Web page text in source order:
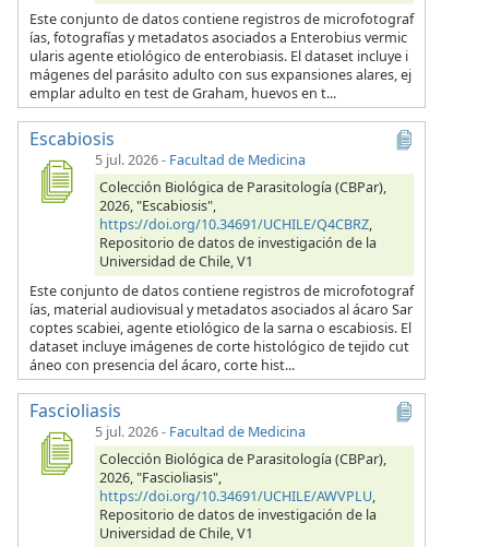
Este conjunto de datos contiene registros de microfotograf
ías, fotografías y metadatos asociados a Enterobius vermic
ularis agente etiológico de enterobiasis. El dataset incluye i
mágenes del parásito adulto con sus expansiones alares, ej
emplar adulto en test de Graham, huevos en t...
Escabiosis
5 jul. 2026- Facultad de Medicina
Colección Biológica de Parasitología (CBPar),
2026, "Escabiosis",
https://doi.org/10.34691/UCHILE/Q4CBRZ,
Repositorio de datos de investigación de la
Universidad de Chile, V1
Este conjunto de datos contiene registros de microfotograf
ías, material audiovisual y metadatos asociados al ácaro Sar
coptes scabiei, agente etiológico de la sarna o escabiosis. El
dataset incluye imágenes de corte histológico de tejido cut
áneo con presencia del ácaro, corte hist...
Fascioliasis
5 jul. 2026- Facultad de Medicina
Colección Biológica de Parasitología (CBPar),
2026, "Fascioliasis",
https://doi.org/10.34691/UCHILE/AWVPLU,
Repositorio de datos de investigación de la
Universidad de Chile, V1